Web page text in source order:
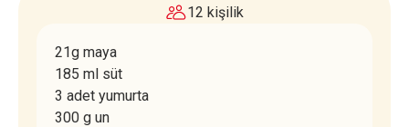
12 kişilik
21g maya
185 ml süt
3 adet yumurta
300 g un